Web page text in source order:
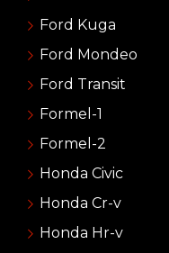
Ford Kuga
Ford Mondeo
Ford Transit
Formel-1
Formel-2
Honda Civic
Honda Cr-v
Honda Hr-v